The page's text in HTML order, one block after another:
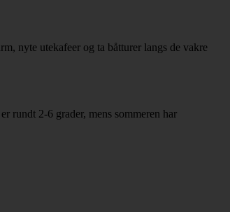
nyte utekafeer og ta båtturer langs de vakre
rundt 2-6 grader, mens sommeren har